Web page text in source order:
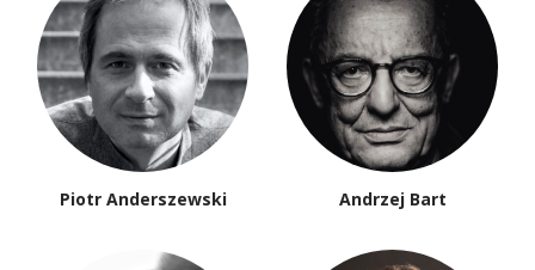
Piotr Anderszewski Andrzej Bart